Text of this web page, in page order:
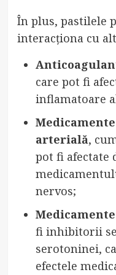
În plus, pastilele
interacționa cu
care pot fi
inflamatoare
arterială,
pot fi afectate
nervos;
fi inhibitorii
serotoninei,
efectele